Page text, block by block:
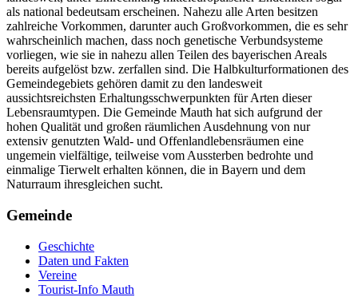
als national bedeutsam erscheinen. Nahezu alle Arten besitzen
zahlreiche Vorkommen, darunter auch Großvorkommen, die es sehr
wahrscheinlich machen, dass noch genetische Verbundsysteme
vorliegen, wie sie in nahezu allen Teilen des bayerischen Areals
bereits aufgelöst bzw. zerfallen sind. Die Halbkulturformationen des
Gemeindegebiets gehören damit zu den landesweit
aussichtsreichsten Erhaltungsschwerpunkten für Arten dieser
Lebensraumtypen. Die Gemeinde Mauth hat sich aufgrund der
hohen Qualität und großen räumlichen Ausdehnung von nur
extensiv genutzten Wald- und Offenlandlebensräumen eine
ungemein vielfältige, teilweise vom Aussterben bedrohte und
einmalige Tierwelt erhalten können, die in Bayern und dem
Naturraum ihresgleichen sucht.
Gemeinde
Geschichte
Daten und Fakten
Vereine
Tourist-Info Mauth